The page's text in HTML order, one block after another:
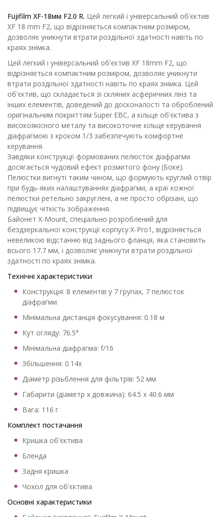
Fujifilm XF-18мм F2.0 R. Цей легкий і універсальний об'єктив
XF 18 mm F2, що відрізняється компактним розміром,
дозволяє уникнути втрати роздільної здатності навіть по
краях знімка.
Цей легкий і універсальний об'єктив XF 18mm F2, що
відрізняється компактним розміром, дозволяє уникнути
втрати роздільної здатності навіть по краях знімка. Цей
об'єктив, що складається зі скляних асферичних лінз та
інших елементів, доведений до досконалості та оброблений
оригінальним покриттям Super EBC, а кільце об'єктива з
високоякісного металу та високоточне кільце керування
діафрагмою з кроком 1/3 забезпечують комфортне
керування.
Завдяки конструкції формованих пелюсток діафрагми
досягається чудовий ефект розмитого фону (Боке).
Пелюстки вигнуті таким чином, що формують круглий отвір
при будь-яких налаштуваннях діафрагми, а краї кожної
пелюстки ретельно закруглені, а не просто обрізані, що
підвищує чіткість зображення.
Байонет X-Mount, спеціально розроблений для
бездзеркальної конструкції корпусу X-Pro1, відрізняється
невеликою відстанню від заднього фланця, яка становить
всього 17.7 мм, і дозволяє уникнути втрати роздільної
здатності по краях знімка.
Технічні характеристики
Конструкція: 8 елементів у 7 групах, 7 пелюсток
діафрагми
Мінімальна дистанція фокусування: 0.18 м
Кут огляду: 76.5°
Мінімальна діафрагма: f/16
Збільшення: 0.14x
Діаметр різьблення для фільтрів: 52 мм
Габарити (діаметр х довжина): 64.5 x 40.6 мм
Вага: 116 г
Комплект постачання
Кришка об'єктива
Бленда
Задня кришка
Чохол для об'єктива
Основні характеристики